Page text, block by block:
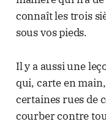
connaît les trois
sous vos pieds.
Il y a aussi une
qui, carte en
certaines rues de
courber contre